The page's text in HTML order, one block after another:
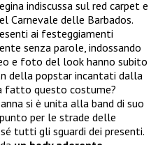
indiscussa sul red carpet e
Carnevale delle Barbados.
ai festeggiamenti
senza parole, indossando
e foto del look hanno subito
della popstar incantati dalla
fatto questo costume?
si è unita alla band di suo
per le strade delle
tutti gli sguardi dei presenti.